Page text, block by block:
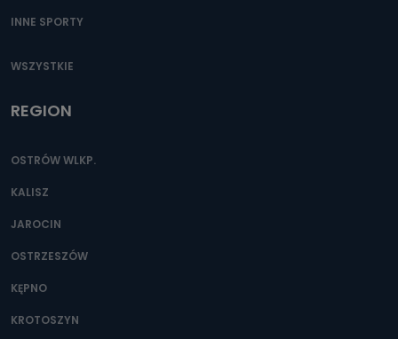
INNE SPORTY
WSZYSTKIE
REGION
OSTRÓW WLKP.
KALISZ
JAROCIN
OSTRZESZÓW
KĘPNO
KROTOSZYN